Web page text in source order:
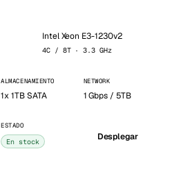
Intel Xeon E3-1230v2
4C / 8T · 3.3 GHz
ALMACENAMIENTO
1x 1TB SATA
NETWORK
1 Gbps / 5TB
ESTADO
En stock Desplegar